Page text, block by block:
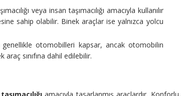
veya insan taşımacılığı amacıyla kullanılır
sahip olabilir. Binek araçlar ise yalnızca yolcu
otomobilleri kapsar, ancak otomobilin
araç sınıfına dahil edilebilir.